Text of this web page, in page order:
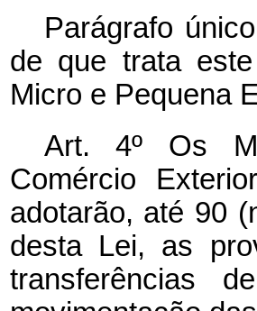
Parágrafo
de que trata
Micro e Pequena
Art. 4º Os
Comércio
adotarão, até 90
desta Lei, as
transferências